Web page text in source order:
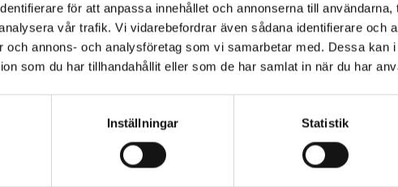
för att anpassa innehållet och annonserna till
vår trafik. Vi vidarebefordrar även sådana identifierare och
och annons- och analysföretag som vi samarbetar med. Dessa kan
som du har tillhandahållit eller som de har samlat in när du har
Inställningar Statistik